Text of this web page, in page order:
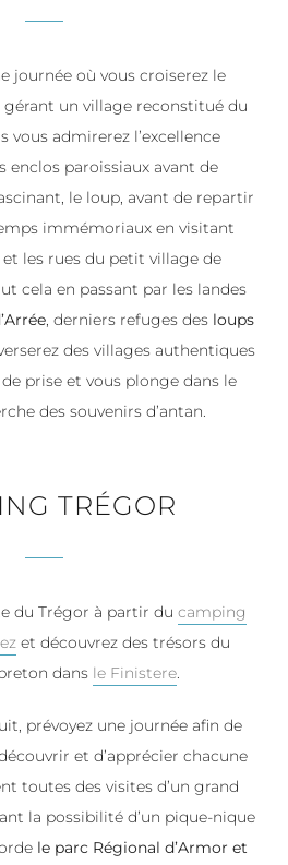
journée où vous croiserez le
gérant un village reconstitué du
vous admirerez l’excellence
enclos paroissiaux avant de
le loup, avant de repartir
immémoriaux en visitant
et les rues du petit village de
cela en passant par les landes
, derniers refuges des loups
des villages authentiques
prise et vous plonge dans le
des souvenirs d’antan.
TRÉGOR
du Trégor à partir du camping
et découvrez des trésors du
dans le Finistere.
prévoyez une journée afin de
et d’apprécier chacune
toutes des visites d’un grand
la possibilité d’un pique-nique
le parc Régional d’Armor et